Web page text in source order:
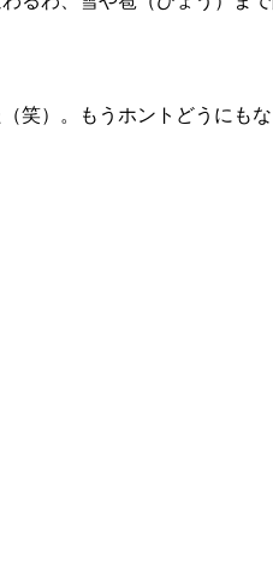
）。もうホントどうにも